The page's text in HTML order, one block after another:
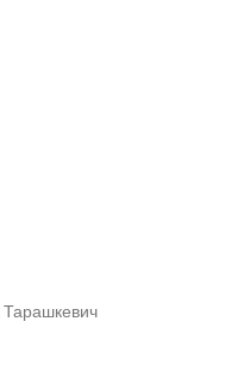
Тарашкевич